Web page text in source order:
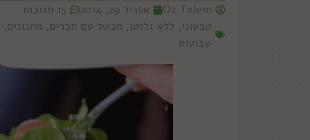
Oz Telem אפריל 29, 2014
15 תגובות
טבעוני, ללא גלוטן, מבשל עם חברים, מתכונים,
שבועות